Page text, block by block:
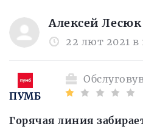
Алексей Лесюк
22 лют 2021 в
ПУМБ
Горячая линия